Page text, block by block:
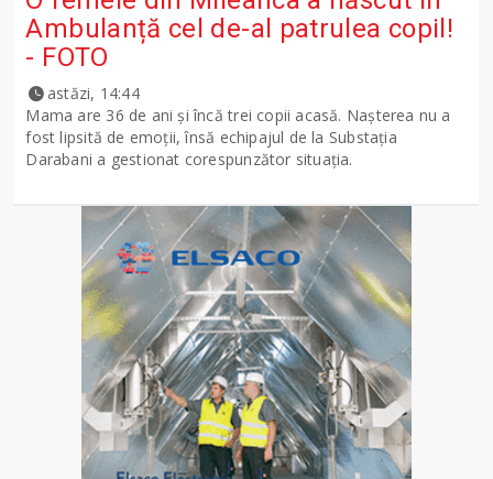
Ambulanță cel de-al patrulea copil!
- FOTO
astăzi, 14:44
Mama are 36 de ani și încă trei copii acasă. Nașterea nu a
fost lipsită de emoții, însă echipajul de la Substația
Darabani a gestionat corespunzător situația.